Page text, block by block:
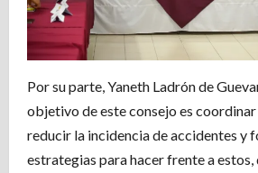
Por su parte, Yaneth Ladrón de
objetivo de este consejo es
reducir la incidencia de accidentes y
estrategias para hacer frente a estos,